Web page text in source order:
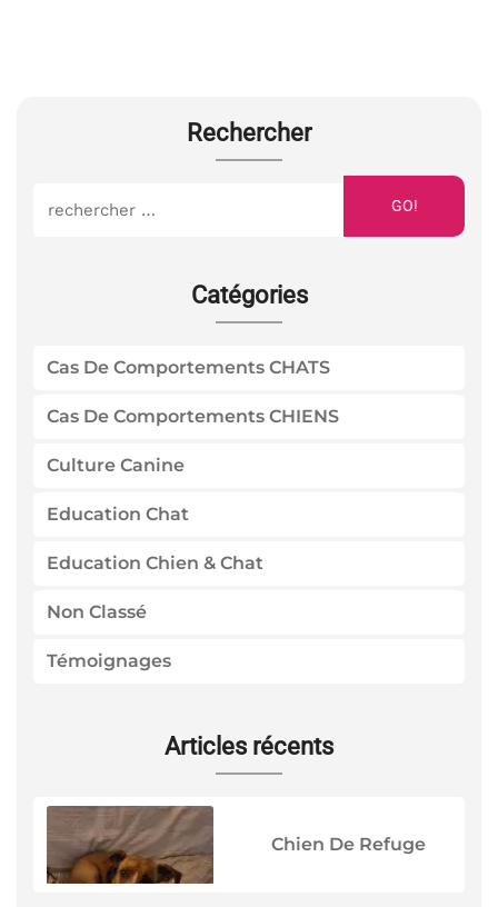
Rechercher
GO!
Catégories
Cas De Comportements CHATS
Cas De Comportements CHIENS
Culture Canine
Education Chat
Education Chien & Chat
Non Classé
Témoignages
Articles récents
Chien De Refuge